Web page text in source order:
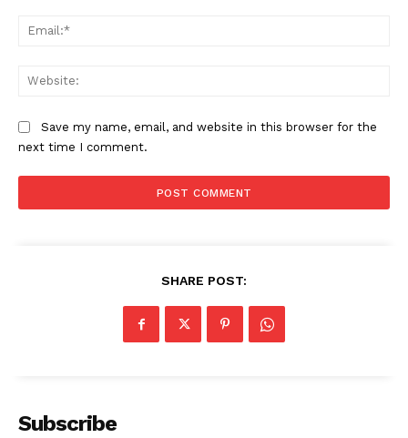
Save my name, email, and website in this browser for the
next time I comment.
SHARE POST:
Subscribe